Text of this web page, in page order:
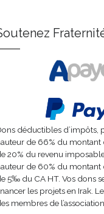
déductibles d’impôts,
de 66% du
20% du revenu
de 60% du
5‰ du CA HT. Vos dons
les projets en Irak.
membres de